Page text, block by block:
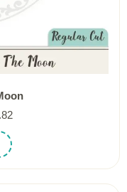
Faixa
através
produto
tem
várias